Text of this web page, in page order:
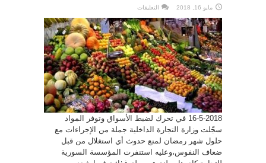
مايو 16, 2018 التعليقات
التجارة
الداخلية
لضبط
الأسواق
في
رمضان
..معارض
وأسعار
تنافسية
وسبر
يومي
للأسعار
مغلقة
16-5-2018 في تحرك لضبط الأسواق وتوفر المواد
سجّلت وزارة التجارة الداخلية جملة من الإجراءات مع
حلول شهر رمضان لمنع حدوث أي استغلال من قبل
ضعاف النفوس،‏وعليه استنفرت المؤسسة السورية